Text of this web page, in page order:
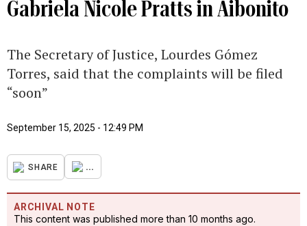
Gabriela Nicole Pratts in Aibonito
The Secretary of Justice, Lourdes Gómez
Torres, said that the complaints will be filed
“soon”
September 15, 2025 - 12:49 PM
SHARE ...
ARCHIVAL NOTE
This content was published more than 10 months ago.